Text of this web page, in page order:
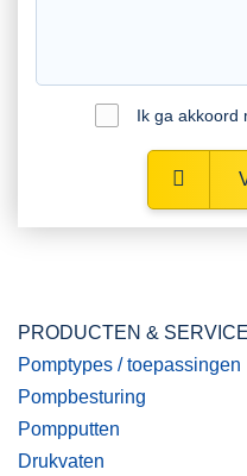
Ik ga akkoord
PRODUCTEN & SERVICE
Pomptypes / toepassingen
Pompbesturing
Pompputten
Drukvaten